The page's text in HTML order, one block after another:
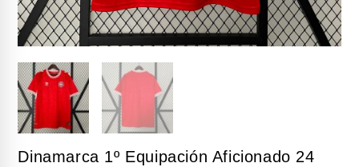
Dinamarca 1º Equipación Aficionado 24